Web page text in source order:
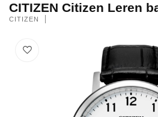
CITIZEN Citizen Leren
CITIZEN